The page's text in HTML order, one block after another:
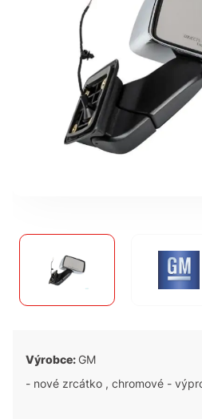
Výrobce:GM
- nové zrcátko ,